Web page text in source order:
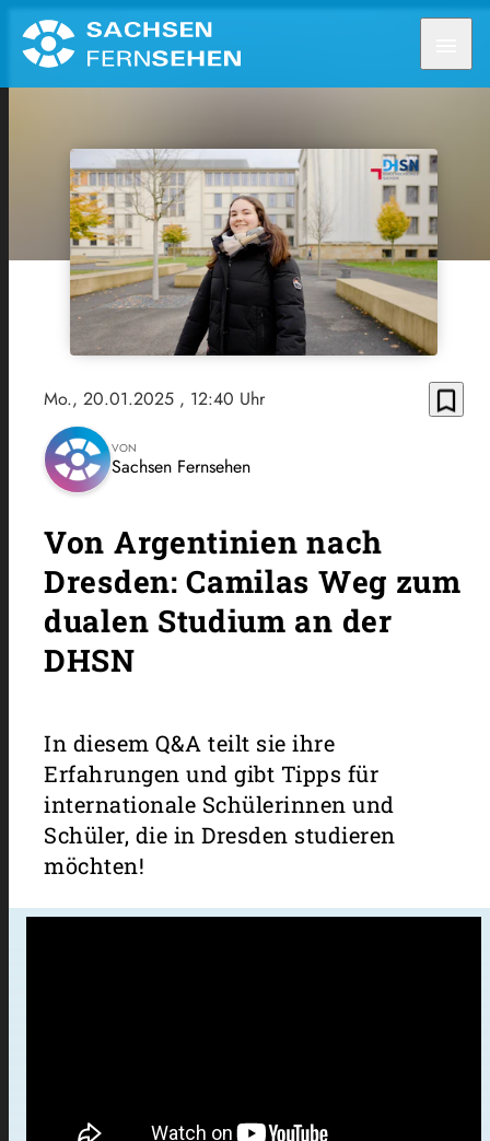
Mo., 20.01.2025 , 12:40 Uhr bookmark_border
VON
Sachsen Fernsehen
Von Argentinien nach
Dresden: Camilas Weg zum
dualen Studium an der
DHSN
In diesem Q&A teilt sie ihre
Erfahrungen und gibt Tipps für
internationale Schülerinnen und
Schüler, die in Dresden studieren
möchten!